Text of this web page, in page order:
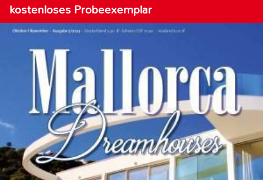
kostenloses Probeexemplar